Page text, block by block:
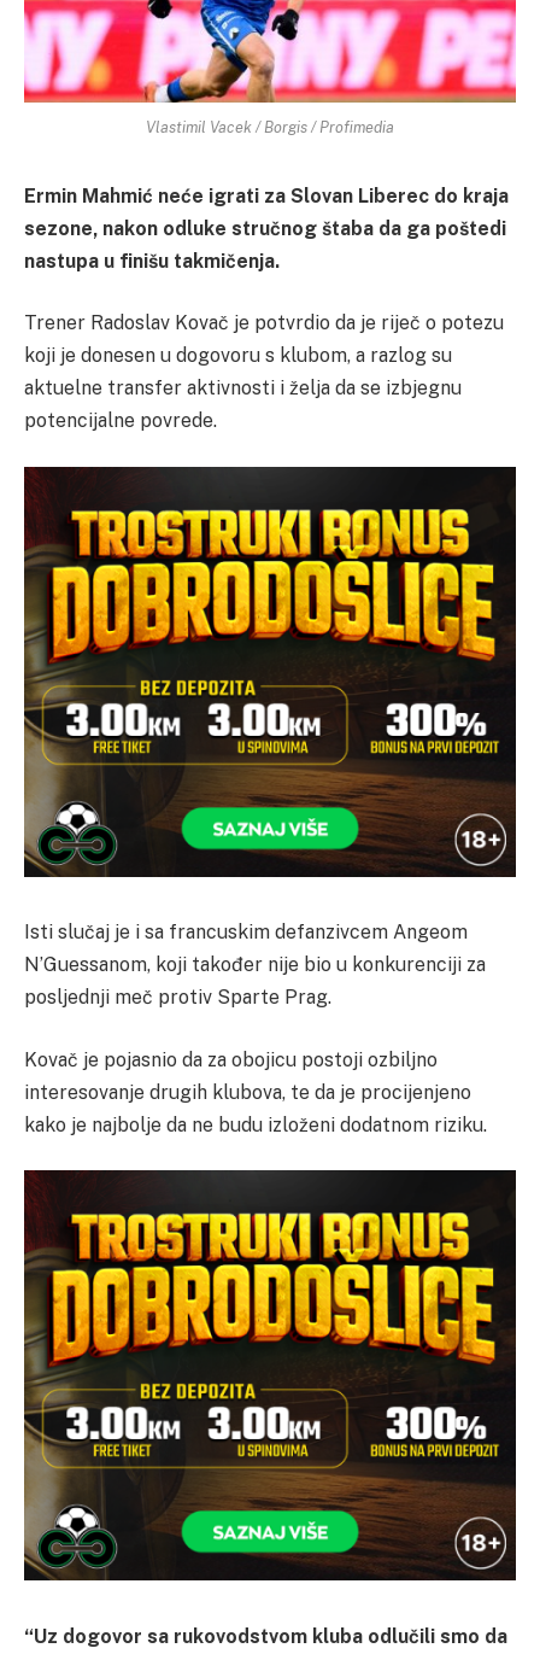
Vlastimil Vacek / Borgis / Profimedia
Ermin Mahmić neće igrati za Slovan Liberec do kraja
sezone, nakon odluke stručnog štaba da ga poštedi
nastupa u finišu takmičenja.
Trener Radoslav Kovač je potvrdio da je riječ o potezu
koji je donesen u dogovoru s klubom, a razlog su
aktuelne transfer aktivnosti i želja da se izbjegnu
potencijalne povrede.
Isti slučaj je i sa francuskim defanzivcem Angeom
N’Guessanom, koji također nije bio u konkurenciji za
posljednji meč protiv Sparte Prag.
Kovač je pojasnio da za obojicu postoji ozbiljno
interesovanje drugih klubova, te da je procijenjeno
kako je najbolje da ne budu izloženi dodatnom riziku.
“Uz dogovor sa rukovodstvom kluba odlučili smo da